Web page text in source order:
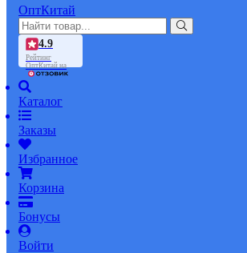
ОптКитай
4.9
Рейтинг
ОптКитай на
Каталог
Заказы
Избранное
Корзина
Бонусы
Войти